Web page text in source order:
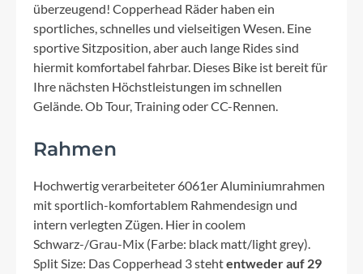
überzeugend! Copperhead Räder haben ein
sportliches, schnelles und vielseitigen Wesen. Eine
sportive Sitzposition, aber auch lange Rides sind
hiermit komfortabel fahrbar. Dieses Bike ist bereit für
Ihre nächsten Höchstleistungen im schnellen
Gelände. Ob Tour, Training oder CC-Rennen.
Rahmen
Hochwertig verarbeiteter 6061er Aluminiumrahmen
mit sportlich-komfortablem Rahmendesign und
intern verlegten Zügen. Hier in coolem
Schwarz-/Grau-Mix (Farbe: black matt/light grey).
Split Size: Das Copperhead 3 stehtentweder auf 29